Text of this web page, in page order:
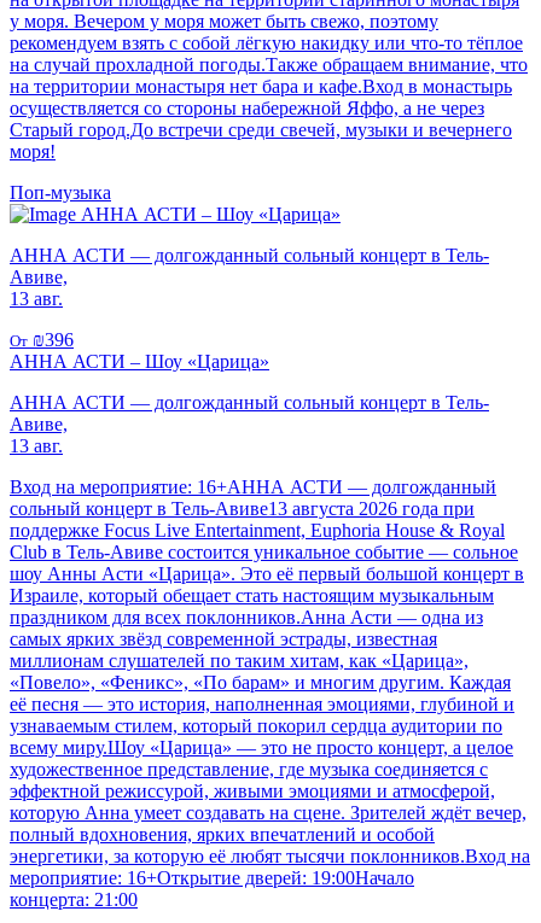
у моря. Вечером у моря может быть свежо, поэтому
рекомендуем взять с собой лёгкую накидку или что-то тёплое
на случай прохладной погоды.Также обращаем внимание, что
на территории монастыря нет бара и кафе.Вход в монастырь
осуществляется со стороны набережной Яффо, а не через
Старый город.До встречи среди свечей, музыки и вечернего
моря!
Поп-музыка
АННА АСТИ – Шоу «Царица»
АННА АСТИ — долгожданный сольный концерт в Тель-
Авиве,
13 авг.
От ₪396
АННА АСТИ – Шоу «Царица»
АННА АСТИ — долгожданный сольный концерт в Тель-
Авиве,
13 авг.
Вход на мероприятие: 16+АННА АСТИ — долгожданный
сольный концерт в Тель-Авиве13 августа 2026 года при
поддержке Focus Live Entertainment, Euphoria House & Royal
Club в Тель-Авиве состоится уникальное событие — сольное
шоу Анны Асти «Царица». Это её первый большой концерт в
Израиле, который обещает стать настоящим музыкальным
праздником для всех поклонников.Анна Асти — одна из
самых ярких звёзд современной эстрады, известная
миллионам слушателей по таким хитам, как «Царица»,
«Повело», «Феникс», «По барам» и многим другим. Каждая
её песня — это история, наполненная эмоциями, глубиной и
узнаваемым стилем, который покорил сердца аудитории по
всему миру.Шоу «Царица» — это не просто концерт, а целое
художественное представление, где музыка соединяется с
эффектной режиссурой, живыми эмоциями и атмосферой,
которую Анна умеет создавать на сцене. Зрителей ждёт вечер,
полный вдохновения, ярких впечатлений и особой
энергетики, за которую её любят тысячи поклонников.Вход на
мероприятие: 16+Открытие дверей: 19:00Начало
концерта: 21:00